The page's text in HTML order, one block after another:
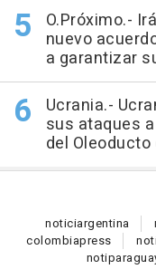
O.Próximo.-
nuevo
a garantizar
Ucrania.-
sus ataques
del
noticiargentina
colombiapress
noti